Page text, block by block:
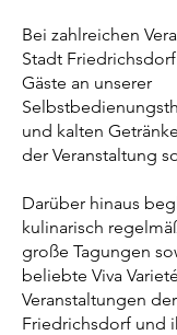
Bei zahlreichen
Stadt
Gäste an unserer
und kalten
der Veranstaltung
Darüber hinaus
kulinarisch
große Tagungen
beliebte Viva
Veranstaltungen
Friedrichsdorf und